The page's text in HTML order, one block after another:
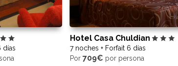
días
Hotel Casa Chuldian
7 noches + Forfait 6 días
Por 709€ por persona